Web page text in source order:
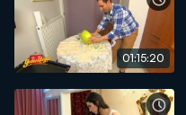
01:15:20